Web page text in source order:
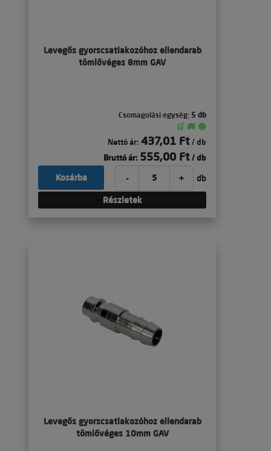
Levegős gyorscsatlakozóhoz ellendarab
tömlővéges 8mm GAV
Csomagolási egység: 5 db
🛒 🚚 🟢
Nettó ár: 437,01 Ft / db
Bruttó ár: 555,00 Ft / db
- + db
Kosárba
Részletek
Levegős gyorscsatlakozóhoz ellendarab
tömlővéges 10mm GAV